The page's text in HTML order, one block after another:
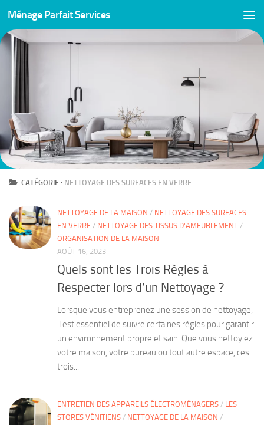
Skip to content
Ménage Parfait Services
CATÉGORIE : NETTOYAGE DES SURFACES EN VERRE
NETTOYAGE DE LA MAISON / NETTOYAGE DES SURFACES
EN VERRE / NETTOYAGE DES TISSUS D'AMEUBLEMENT /
ORGANISATION DE LA MAISON
AOÛT 16, 2023
Quels sont les Trois Règles à
Respecter lors d’un Nettoyage ?
Lorsque vous entreprenez une session de nettoyage,
il est essentiel de suivre certaines règles pour garantir
un environnement propre et sain. Que vous nettoyiez
votre maison, votre bureau ou tout autre espace, ces
trois...
ENTRETIEN DES APPAREILS ÉLECTROMÉNAGERS / LES
STORES VÉNITIENS / NETTOYAGE DE LA MAISON /